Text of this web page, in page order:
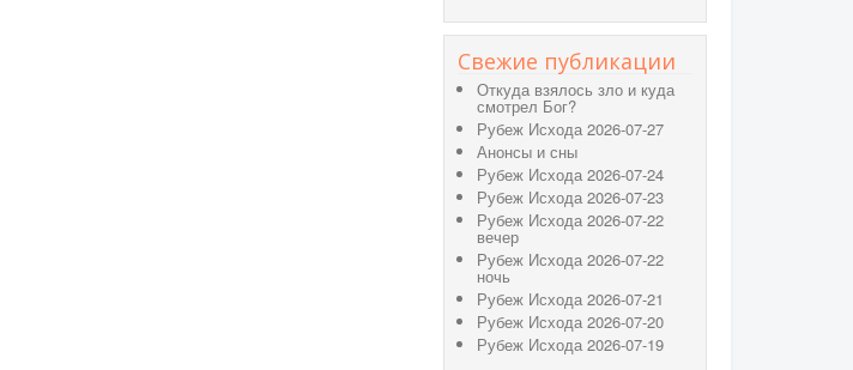
Свежие публикации
Откуда взялось зло и куда
смотрел Бог?
Рубеж Исхода 2026-07-27
Анонсы и сны
Рубеж Исхода 2026-07-24
Рубеж Исхода 2026-07-23
Рубеж Исхода 2026-07-22
вечер
Рубеж Исхода 2026-07-22
ночь
Рубеж Исхода 2026-07-21
Рубеж Исхода 2026-07-20
Рубеж Исхода 2026-07-19